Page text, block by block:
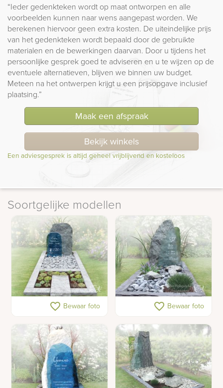
“Ieder gedenkteken wordt op maat ontworpen en alle
voorbeelden kunnen naar wens aangepast worden. We
berekenen hiervoor geen extra kosten. De uiteindelijke prijs
van het gedenkteken wordt bepaald door de gebruikte
materialen en de bewerkingen daarvan. Door u tijdens het
persoonlijke gesprek goed te adviseren en u te wijzen op de
eventuele alternatieven, blijven we binnen uw budget.
Meteen na het ontwerpen krijgt u een prijsopgave inclusief
plaatsing.”
Maak een afspraak
Bekijk winkels
Een adviesgesprek is altijd geheel vrijblijvend en kosteloos
Soortgelijke modellen
Lichtgrijze ruwe
grafsteen met glas
favorite_border Bewaar foto
Ruwe grafsteen met
ruwe glasplaat
favorite_border Bewaar foto